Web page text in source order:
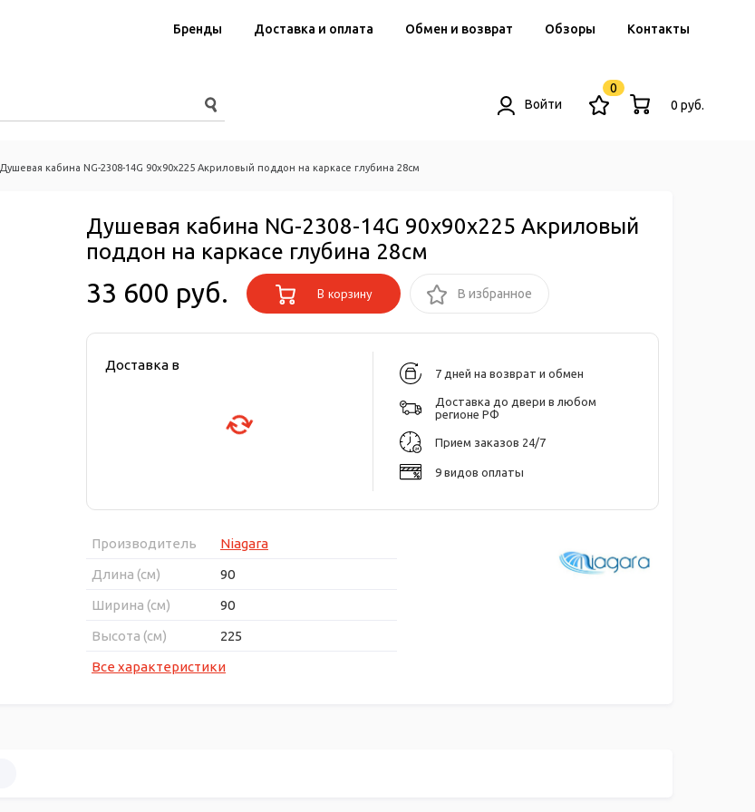
Бренды Доставка и оплата Обмен и возврат Обзоры Контакты
Войти
0
0 руб.
Душевая кабина NG-2308-14G 90х90х225 Акриловый поддон на каркасе глубина 28см
Душевая кабина NG-2308-14G 90х90х225 Акриловый
поддон на каркасе глубина 28см
33 600 руб. В корзину В избранное
Доставка в
7 дней на возврат и обмен
Доставка до двери в любом
регионе РФ
Прием заказов 24/7
9 видов оплаты
Производитель
Niagara
Длина (см)
90
Ширина (см)
90
Высота (см)
225
Все характеристики